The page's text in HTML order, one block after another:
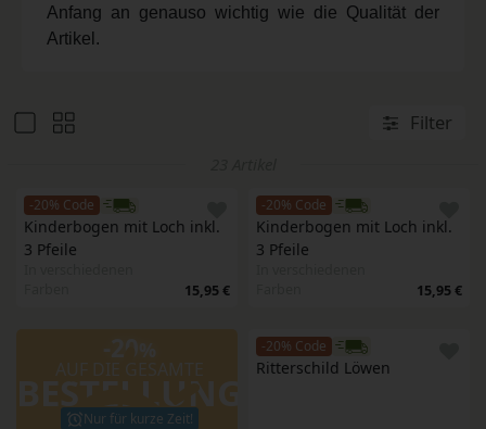
Anfang an genauso wichtig wie die Qualität der
Artikel.
Filter
-20% Code
Kinderbogen mit Loch inkl.
3 Pfeile
15,95 €
-20% Code
Kinderbogen mit Loch inkl.
3 Pfeile
15,95 €
BESTELLUNG
Nur für kurze Zeit!
-20% Code
Ritterschild Löwen